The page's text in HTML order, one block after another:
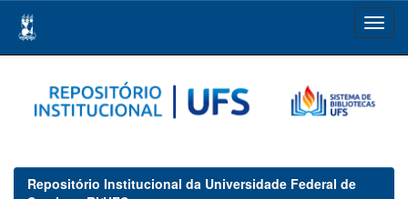
navigation
Repositório Institucional da Universidade Federal de